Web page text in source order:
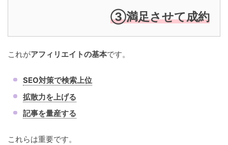
③満足させて成約
これがアフィリエイトの基本です。
SEO対策で検索上位
拡散力を上げる
記事を量産する
これらは重要です。